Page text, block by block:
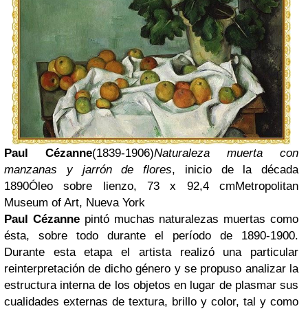
Paul Cézanne(1839-1906)Naturaleza muerta con
manzanas y jarrón de flores, inicio de la década
1890Óleo sobre lienzo, 73 x 92,4 cmMetropolitan
Museum of Art, Nueva York
Paul Cézannepintó muchas naturalezas muertas como
ésta, sobre todo durante el período de 1890-1900.
Durante esta etapa el artista realizó una particular
reinterpretación de dicho género y se propuso analizar la
estructura interna de los objetos en lugar de plasmar sus
cualidades externas de textura, brillo y color, tal y como